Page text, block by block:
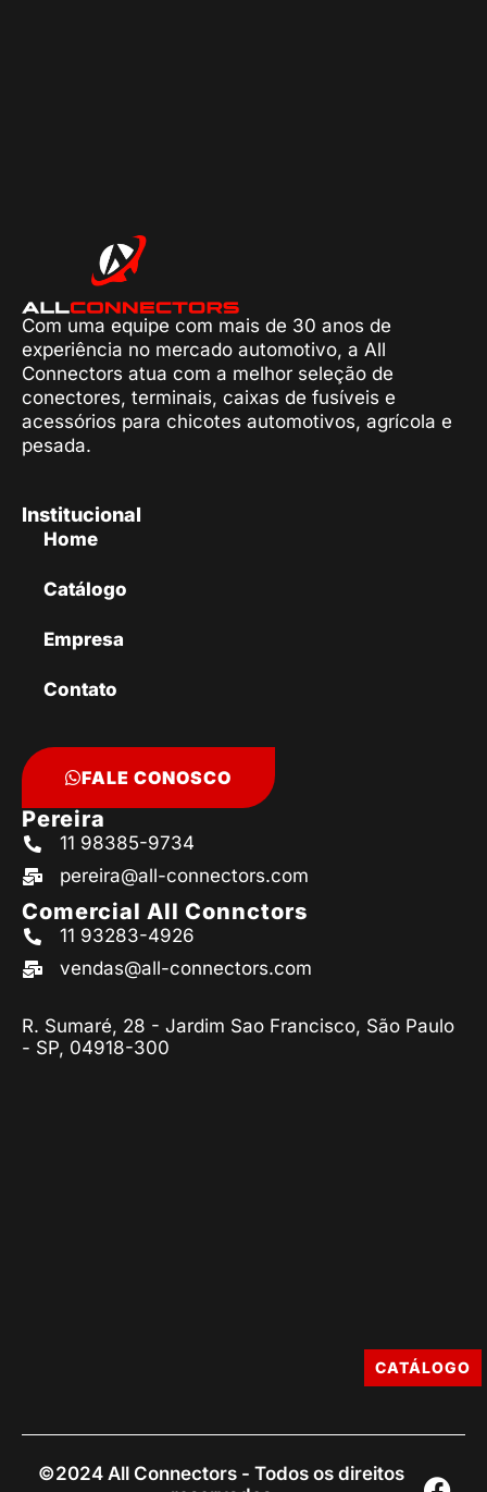
Com uma equipe com mais de 30 anos de
experiência no mercado automotivo, a All
Connectors atua com a melhor seleção de
conectores, terminais, caixas de fusíveis e
acessórios para chicotes automotivos, agrícola e
pesada.
Institucional
Home
Catálogo
Empresa
Contato
FALE CONOSCO
Pereira
11 98385-9734
pereira@all-connectors.com
Comercial All Connctors
11 93283-4926
vendas@all-connectors.com
R. Sumaré, 28 - Jardim Sao Francisco, São Paulo
- SP, 04918-300
©2024 All Connectors - Todos os direitos
CATÁLOGO